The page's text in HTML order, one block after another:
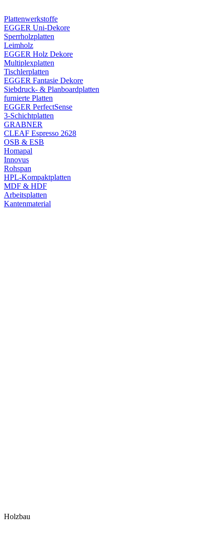
Plattenwerkstoffe
EGGER Uni-Dekore
Sperrholzplatten
Leimholz
EGGER Holz Dekore
Multiplexplatten
Tischlerplatten
EGGER Fantasie Dekore
Siebdruck- & Planboardplatten
furnierte Platten
EGGER PerfectSense
3-Schichtplatten
GRABNER
CLEAF Espresso 2628
OSB & ESB
Homapal
Innovus
Rohspan
HPL-Kompaktplatten
MDF & HDF
Arbeitsplatten
Kantenmaterial
Holzbau